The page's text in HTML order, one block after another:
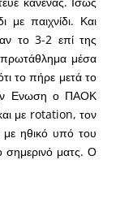
με παιχνίδι. Και
το 3-2 επί της
μέσα
το πήρε μετά το
Ενωση ο ΠΑΟΚ
με rotation, τον
με ηθικό υπό του
σημερινό ματς. Ο